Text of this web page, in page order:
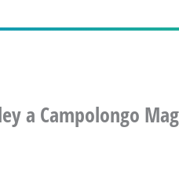
a Campolongo